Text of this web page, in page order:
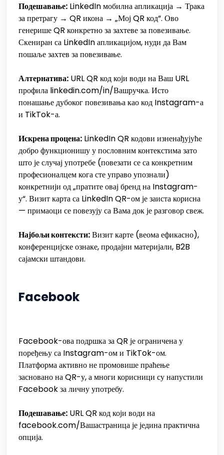
Подешавање: LinkedIn мобилна апликација → Трака
за претрагу → QR икона → „Мој QR код“. Ово
генерише QR конкретно за захтеве за повезивање.
Скениран са LinkedIn апликацијом, нуди да Вам
пошаље захтев за повезивање.
Алтернатива: URL QR код који води на Ваш URL
профила linkedin.com/in/Вашручка. Исто
понашање дубоког повезивања као код Instagram-а
и TikTok-а.
Искрена процена: LinkedIn QR кодови изненађујуће
добро функционишу у пословним контекстима зато
што је случај употребе (повезати се са конкретним
професионалцем кога сте управо упознали)
конкретнији од „пратите овај бренд на Instagram-
у“. Визит карта са LinkedIn QR-ом је заиста корисна
— примаоци се повезују са Вама док је разговор свеж.
Најбољи контексти:Визит карте (веома ефикасно),
конференцијске ознаке, продајни материјали, B2B
сајамски штандови.
Facebook
Facebook-ова подршка за QR је ограничена у
поређењу са Instagram-ом и TikTok-ом.
Платформа активно не промовише праћење
засновано на QR-у, а многи корисници су напустили
Facebook за личну употребу.
Подешавање: URL QR код који води на
facebook.com/Вашастраница је једина практична
опција.